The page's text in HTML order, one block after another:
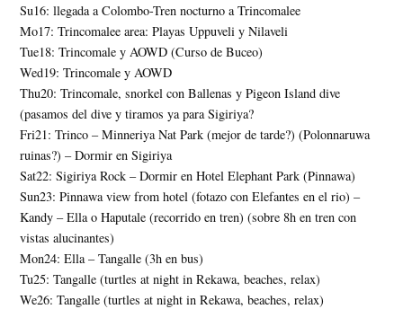
Su16: llegada a Colombo-Tren nocturno a Trincomalee
Mo17: Trincomalee area: Playas Uppuveli y Nilaveli
Tue18: Trincomale y AOWD (Curso de Buceo)
Wed19: Trincomale y AOWD
Thu20: Trincomale, snorkel con Ballenas y Pigeon Island dive
(pasamos del dive y tiramos ya para Sigiriya?
Fri21: Trinco – Minneriya Nat Park (mejor de tarde?) (Polonnaruwa
ruinas?) – Dormir en Sigiriya
Sat22: Sigiriya Rock – Dormir en Hotel Elephant Park (Pinnawa)
Sun23: Pinnawa view from hotel (fotazo con Elefantes en el rio) –
Kandy – Ella o Haputale (recorrido en tren) (sobre 8h en tren con
vistas alucinantes)
Mon24: Ella – Tangalle (3h en bus)
Tu25: Tangalle (turtles at night in Rekawa, beaches, relax)
We26: Tangalle (turtles at night in Rekawa, beaches, relax)